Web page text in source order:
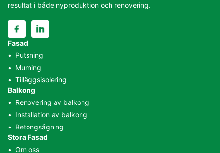
resultat i både nyproduktion och renovering.
Fasad
• Putsning
• Murning
• Tilläggsisolering
Balkong
• Renovering av balkong
• Installation av balkong
• Betongsågning
Stora Fasad
• Om oss
Hur kan vi hjälpa dig?
Vi hjälper fastighetsägare och bostadsrättsföreningar med
helhetslösningar inom murning, putsning och balkonger – från